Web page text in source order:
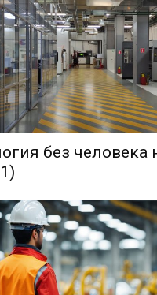
без человека